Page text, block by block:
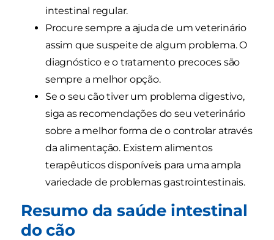
intestinal regular.
Procure sempre a ajuda de um veterinário
assim que suspeite de algum problema. O
diagnóstico e o tratamento precoces são
sempre a melhor opção.
Se o seu cão tiver um problema digestivo,
siga as recomendações do seu veterinário
sobre a melhor forma de o controlar através
da alimentação. Existem alimentos
terapêuticos disponíveis para uma ampla
variedade de problemas gastrointestinais.
Resumo da saúde intestinal
do cão